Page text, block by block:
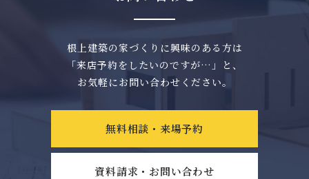
根上建築の家づくりに興味のある方は
「来店予約をしたいのですが…」と、
お気軽にお問い合わせください。
無料相談・来場予約
資料請求・お問い合わせ